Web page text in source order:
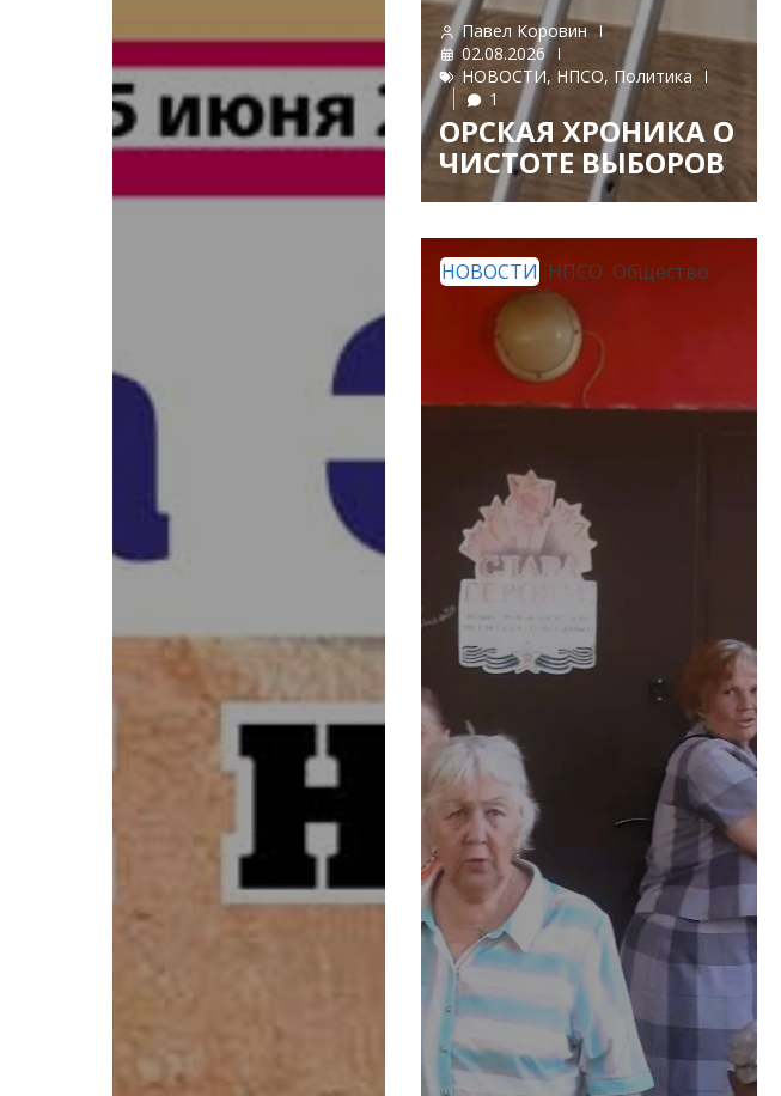
Павел Коровин
02.08.2026
НОВОСТИ, НПСО, Политика
1
ОРСКАЯ ХРОНИКА О
ЧИСТОТЕ ВЫБОРОВ
НОВОСТИ НПСО Общество